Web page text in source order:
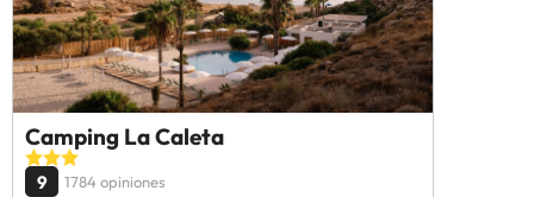
Camping La Caleta
9 1784 opiniones